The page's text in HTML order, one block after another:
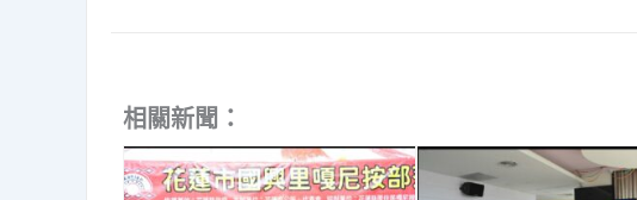
相關新聞：